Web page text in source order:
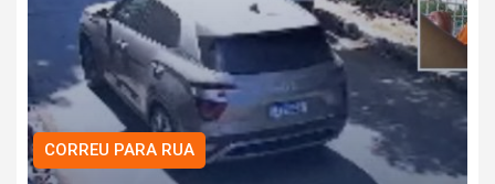
CORREU PARA RUA